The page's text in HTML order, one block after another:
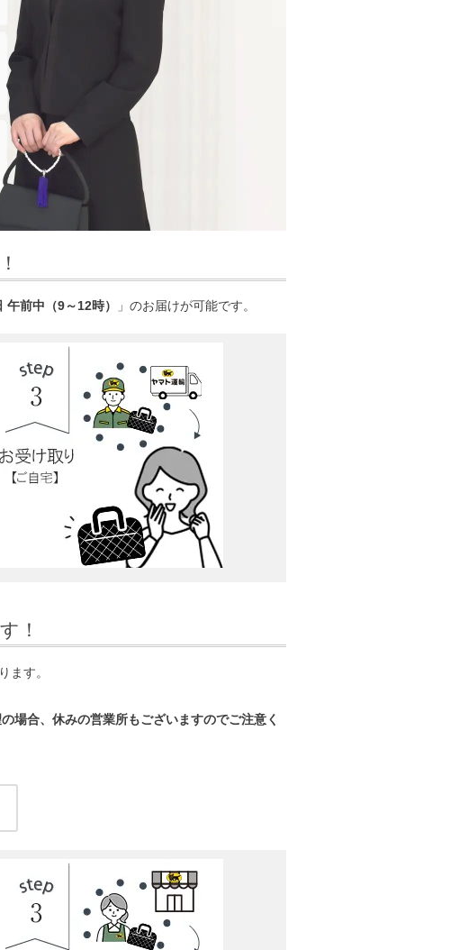
午前中（9～12時） 」のお届けが可能です。
！
ます。
場合、休みの営業所もございますのでご注意く